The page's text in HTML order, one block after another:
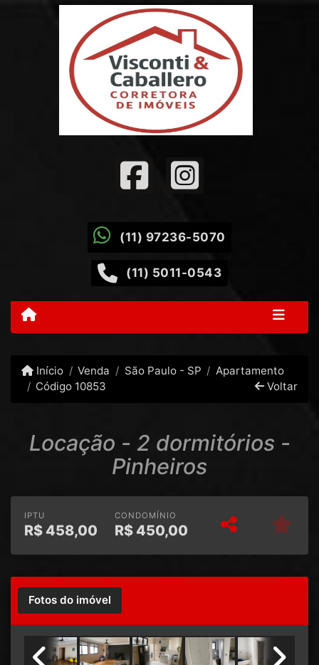
(11) 97236-5070
(11) 5011-0543
Início Venda São Paulo - SP
Apartamento
Código 10853
Voltar
Locação - 2 dormitórios -
Pinheiros
IPTU
R$ 458,00
CONDOMÍNIO
R$ 450,00
Fotos do imóvel